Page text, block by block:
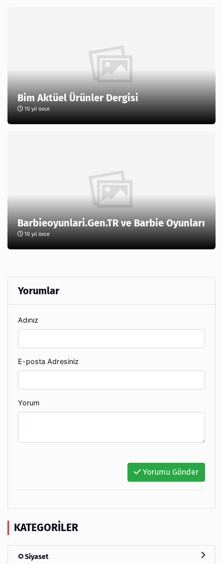
Bim Aktüel Ürünler Dergisi
10 yıl önce
Barbieoyunlari.Gen.TR ve Barbie Oyunları
10 yıl önce
Yorumlar
Adınız
E-posta Adresiniz
Yorum
Yorumu Gönder
KATEGORILER
Siyaset